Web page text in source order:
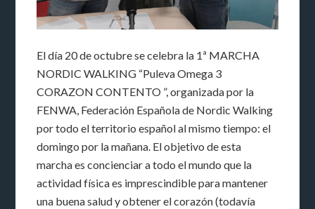
El día 20 de octubre se celebra la 1ª MARCHA
NORDIC WALKING “Puleva Omega 3
CORAZON CONTENTO ”, organizada por la
FENWA, Federación Española de Nordic Walking
por todo el territorio español al mismo tiempo: el
domingo por la mañana. El objetivo de esta
marcha es concienciar a todo el mundo que la
actividad física es imprescindible para mantener
una buena salud y obtener el corazón (todavía